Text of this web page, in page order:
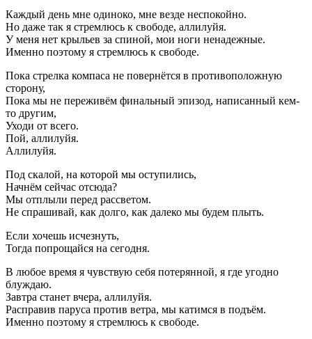
Каждый день мне одиноко, мне везде неспокойно.
Но даже так я стремлюсь к свободе, аллилуйя.
У меня нет крыльев за спиной, мои ноги ненадежные.
Именно поэтому я стремлюсь к свободе.
Пока стрелка компаса не повернётся в противоположную
сторону,
Пока мы не переживём финальный эпизод, написанный кем-
то другим,
Уходи от всего.
Пой, аллилуйя.
Аллилуйя.
Под скалой, на которой мы оступились,
Начнём сейчас отсюда?
Мы отплыли перед рассветом.
Не спрашивай, как долго, как далеко мы будем плыть.
Если хочешь исчезнуть,
Тогда попрощайся на сегодня.
В любое время я чувствую себя потерянной, я где угодно
блуждаю.
Завтра станет вчера, аллилуйя.
Расправив паруса против ветра, мы катимся в подъём.
Именно поэтому я стремлюсь к свободе.